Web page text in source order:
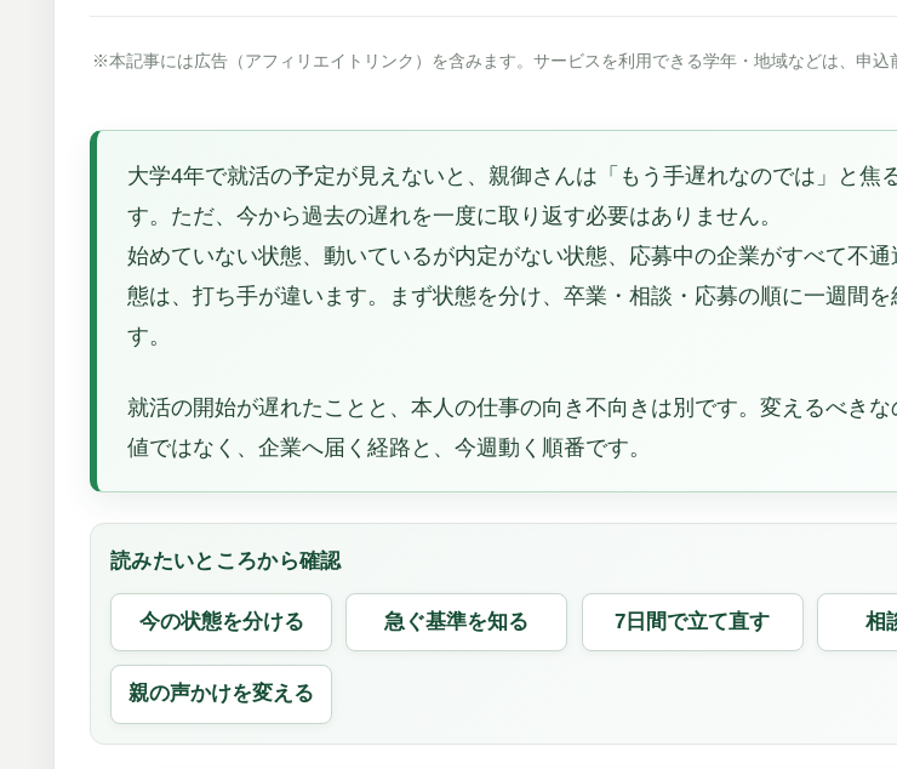
※本記事には広告（アフィリエイトリンク）を含みます。サービスを利用できる学年・地域などは、申込
大学4年で就活の予定が見えないと、親御さんは「もう手遅れなのでは」と焦
す。ただ、今から過去の遅れを一度に取り返す必要はありません。
始めていない状態、動いているが内定がない状態、応募中の企業がすべて不
態は、打ち手が違います。まず状態を分け、卒業・相談・応募の順に一週間を
す。
就活の開始が遅れたことと、本人の仕事の向き不向きは別です。変えるべき
値ではなく、企業へ届く経路と、今週動く順番です。
今の状態を分ける 急ぐ基準を知る 7日間で立て直す 相
親の声かけを変える